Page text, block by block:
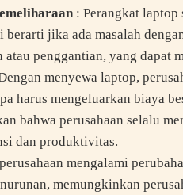
: Perangkat
berarti jika ada masalah
penggantian, yang dapat
menyewa laptop,
harus mengeluarkan biaya
bahwa perusahaan selalu
dan produktivitas.
mengalami
memungkinkan